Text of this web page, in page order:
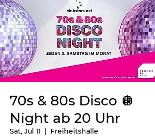
70s & 80s Disco 🪩
Night ab 20 Uhr
Sat, Jul 11
  |
Freiheitshalle